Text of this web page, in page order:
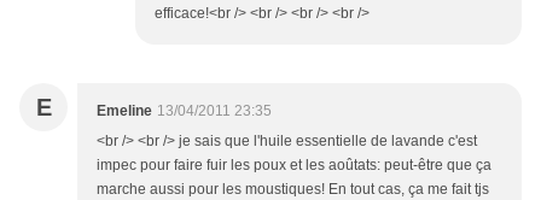
efficace!<br /> <br /> <br /> <br />
E Emeline 13/04/2011 23:35
<br /> <br /> je sais que l'huile essentielle de lavande c'est
impec pour faire fuir les poux et les aoûtats: peut-être que ça
marche aussi pour les moustiques! En tout cas, ça me fait tjs